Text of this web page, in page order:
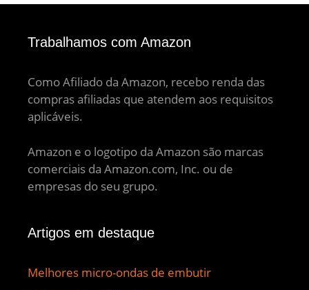
Trabalhamos com Amazon
Como Afiliado da Amazon, recebo renda das
compras afiliadas que atendem aos requisitos
aplicáveis.
Amazon e o logotipo da Amazon são marcas
comerciais da Amazon.com, Inc. ou de
empresas do seu grupo.
Artigos em destaque
Melhores micro-ondas de embutir